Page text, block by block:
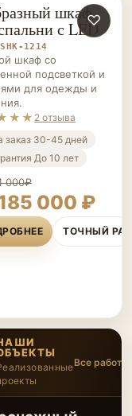
НА ЗАКАЗ ♡
шкаф
с LED
1214
шкаф со
подсветкой и
для одежды и
2 отзыва
заказ 30-45 дней
До 10 лет
000₽
000 ₽
ТОЧНЫЙ
Все
›